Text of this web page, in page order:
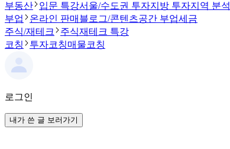
부동산
입문 특강서울/수도권 투자지방 투자지역 분석
부업
온라인 판매 블로그/콘텐츠공간 부업세금
주식/재테크
주식재테크 특강
코칭
투자코칭매물코칭
로그인
내가 쓴 글 보러가기